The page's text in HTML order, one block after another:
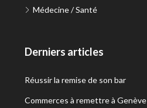
Médecine / Santé
Derniers articles
Réussir la remise de son bar
Commerces à remettre à Genève